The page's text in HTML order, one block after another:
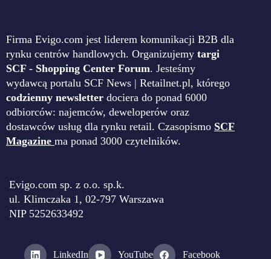
Firma Evigo.com jest liderem komunikacji B2B dla
rynku centrów handlowych. Organizujemy targi
SCF - Shopping Center Forum. Jesteśmy
wydawcą portalu SCF News | Retailnet.pl, którego
codzienny newsletter dociera do ponad 6000
odbiorców: najemców, deweloperów oraz
dostawców usług dla rynku retail. Czasopismo SCF
Magazine ma ponad 3000 czytelników.
Evigo.com sp. z o.o. sp.k.
ul. Klimczaka 1, 02-797 Warszawa
NIP 5252633492
LinkedIn YouTube Facebook